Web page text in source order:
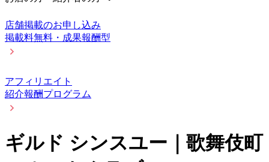
店舗掲載のお申し込み
掲載料無料・成果報酬型
アフィリエイト
紹介報酬プログラム
ギルド シンスユー｜歌舞伎町